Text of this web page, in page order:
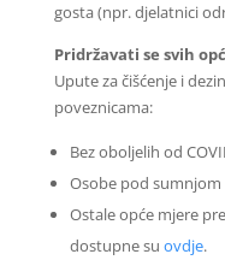
gosta (npr. djelatnici
Pridržavati se svih
Upute za čišćenje i
poveznicama:
Bez oboljelih od
Osobe pod sumnjom
Ostale opće mjere
dostupne su ovdje.